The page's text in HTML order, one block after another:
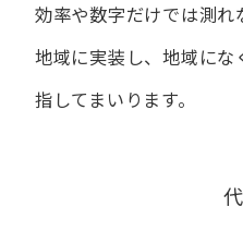
効率や数字だけでは測
地域に実装し、地域にな
指してまいります。